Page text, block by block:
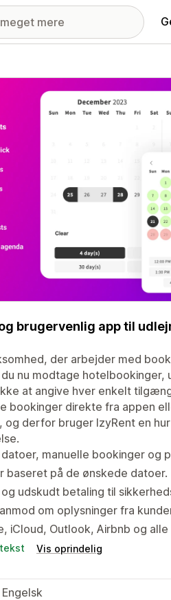
brugervenlig app til
der arbejder med
nu modtage
at angive hver enkelt
bookinger direkte fra appen
derfor bruger IzyRent en
manuelle bookinger og
baseret på de ønskede datoer.
udskudt betaling til
om oplysninger fra
iCloud, Outlook, Airbnb og
Vis oprindelig
Engelsk